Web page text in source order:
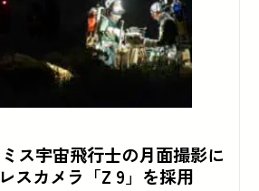
ス宇宙飛行士の月面撮影に
スカメラ「Z 9」を採用